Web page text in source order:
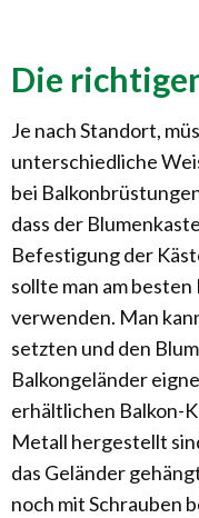
Die
Je nach Standort,
unterschiedliche
bei
dass der
Befestigung der
sollte man am
verwenden. Man
setzten und den
Balkongeländer
erhältlichen Balkon-
Metall hergestellt
das Geländer
noch mit Schrauben